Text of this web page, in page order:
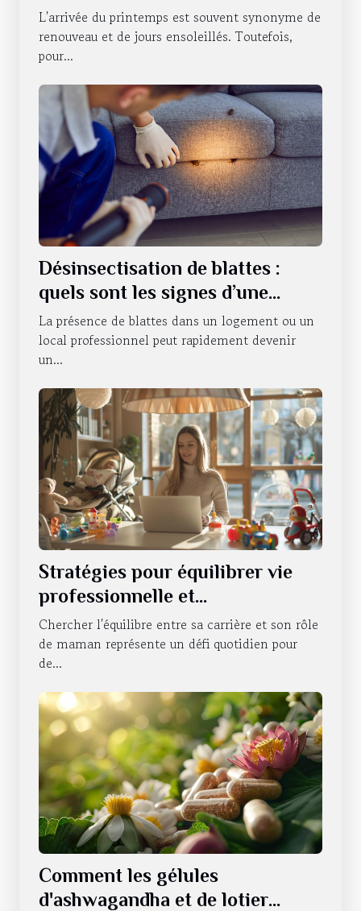
symptômes pour un confort au
quotidien
L'arrivée du printemps est souvent synonyme de
renouveau et de jours ensoleillés. Toutefois,
pour...
Désinsectisation de blattes :
quels sont les signes d’une
infestation ?
La présence de blattes dans un logement ou un
local professionnel peut rapidement devenir
un...
Stratégies pour équilibrer vie
professionnelle et
responsabilités de maman
Chercher l'équilibre entre sa carrière et son rôle
de maman représente un défi quotidien pour
de...
Comment les gélules
d'ashwagandha et de lotier